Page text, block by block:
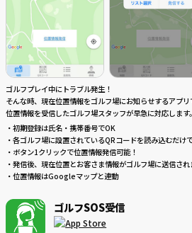
ゴルフプレイ中にトラブル発生！
そんな時、現在位置情報をゴルフ場にお知らせするアプリ
位置情報を受信したゴルフ場スタッフが早急に対応します。
・初期登録は氏名・携帯番号でOK
・各ゴルフ場に設置されているQRコードを読み込むだけ
・ボタン1クリックで位置情報発信可能！
・発信後、現在位置とお客さま情報がゴルフ場に送信され
・位置情報はGoogleマップと連動
ゴルフSOS受信